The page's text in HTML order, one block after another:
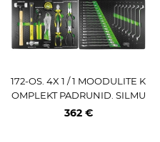
172-OS. 4X 1 / 1 MOODULITE K
OMPLEKT PADRUNID. SILMU
SED. NÄPITSAD. KRUVIKAD J
362 €